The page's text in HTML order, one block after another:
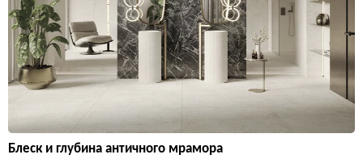
Блеск и глубина античного мрамора